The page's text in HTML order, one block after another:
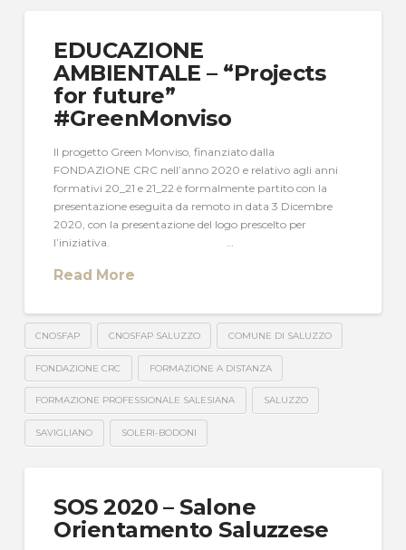
EDUCAZIONE
AMBIENTALE – “Projects
for future”
#GreenMonviso
Il progetto Green Monviso, finanziato dalla
FONDAZIONE CRC nell’anno 2020 e relativo agli anni
formativi 20_21 e 21_22 è formalmente partito con la
presentazione eseguita da remoto in data 3 Dicembre
2020, con la presentazione del logo prescelto per
l’iniziativa. …
Read More
CNOSFAP CNOSFAP SALUZZO COMUNE DI SALUZZO
FONDAZIONE CRC FORMAZIONE A DISTANZA
FORMAZIONE PROFESSIONALE SALESIANA SALUZZO
SAVIGLIANO SOLERI-BODONI
SOS 2020 – Salone
Orientamento Saluzzese